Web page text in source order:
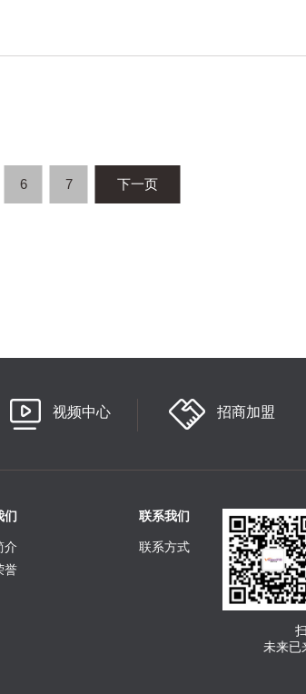
6 7 下一页
视频中心 招商加盟
们
介
誉
联系我们
联系方式
未来已